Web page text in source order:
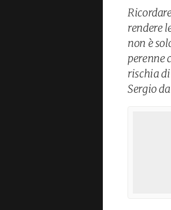
rendere
non è
perenne
rischia
Sergio